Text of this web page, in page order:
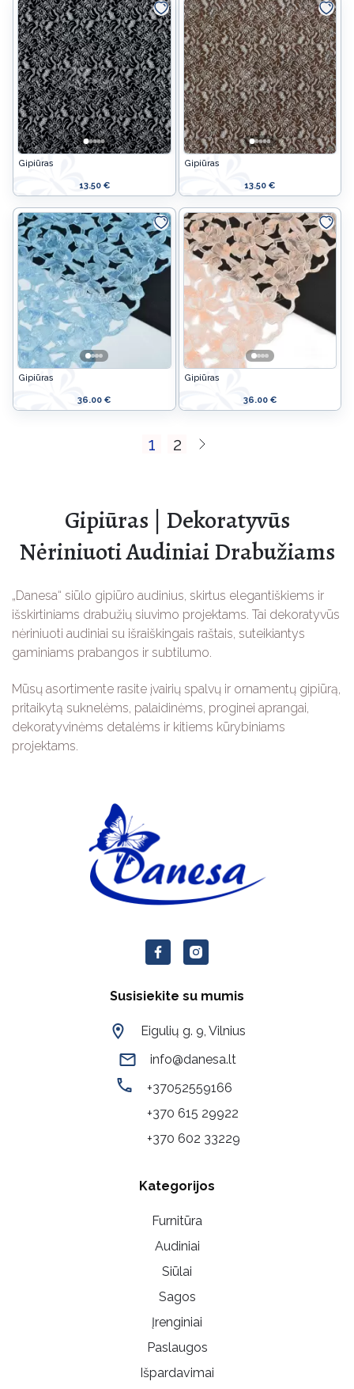
Gipiūras
13.50 €
Gipiūras
13.50 €
Gipiūras
36.00 €
Gipiūras
36.00 €
1 2
Gipiūras | Dekoratyvūs
Nėriniuoti Audiniai Drabužiams
„Danesa“ siūlo gipiūro audinius, skirtus elegantiškiems ir
išskirtiniams drabužių siuvimo projektams. Tai dekoratyvūs
nėriniuoti audiniai su išraiškingais raštais, suteikiantys
gaminiams prabangos ir subtilumo.
Mūsų asortimente rasite įvairių spalvų ir ornamentų gipiūrą,
pritaikytą suknelėms, palaidinėms, proginei aprangai,
dekoratyvinėms detalėms ir kitiems kūrybiniams
projektams.
Susisiekite su mumis
Eigulių g. 9, Vilnius
info@danesa.lt
+37052559166
+370 615 29922
+370 602 33229
Kategorijos
Furnitūra
Audiniai
Siūlai
Sagos
Įrenginiai
Paslaugos
Išpardavimai